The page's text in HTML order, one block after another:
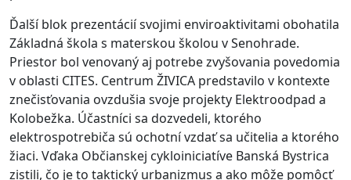
Ďalší blok prezentácií svojimi enviroaktivitami obohatila
Základná škola s materskou školou v Senohrade.
Priestor bol venovaný aj potrebe zvyšovania povedomia
v oblasti CITES. Centrum ŽIVICA predstavilo v kontexte
znečisťovania ovzdušia svoje projekty Elektroodpad a
Kolobežka. Účastníci sa dozvedeli, ktorého
elektrospotrebiča sú ochotní vzdať sa učitelia a ktorého
žiaci. Vďaka Občianskej cykloiniciatíve Banská Bystrica
zistili, čo je to taktický urbanizmus a ako môže pomôcť